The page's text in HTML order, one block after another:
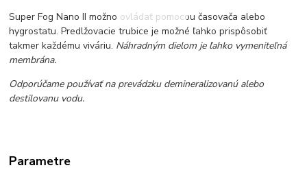
Super Fog Nano II možno ovládať pomocou časovača alebo
hygrostatu. Predlžovacie trubice je možné ľahko prispôsobiť
takmer každému viváriu. Náhradným dielom je ľahko vymeniteľná
membrána.
Odporúčame používať na prevádzku demi­neralizovanú alebo
destilovanu vo­du.
Parametre